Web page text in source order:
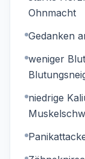
Ohnmacht
Gedanken
weniger
niedrige